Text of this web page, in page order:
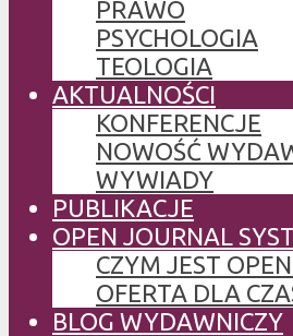
PRAWO
PSYCHOLOGIA
TEOLOGIA
AKTUALNOŚCI
KONFERENCJE
NOWOŚĆ
WYWIADY
PUBLIKACJE
OPEN JOURNAL
CZYM JEST
OFERTA DLA
BLOG WYDAWNICZY